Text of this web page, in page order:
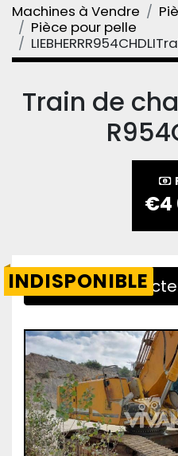
Machines à Vendre
Pièce pour pelle
Train de
€4
INDISPONIBLE